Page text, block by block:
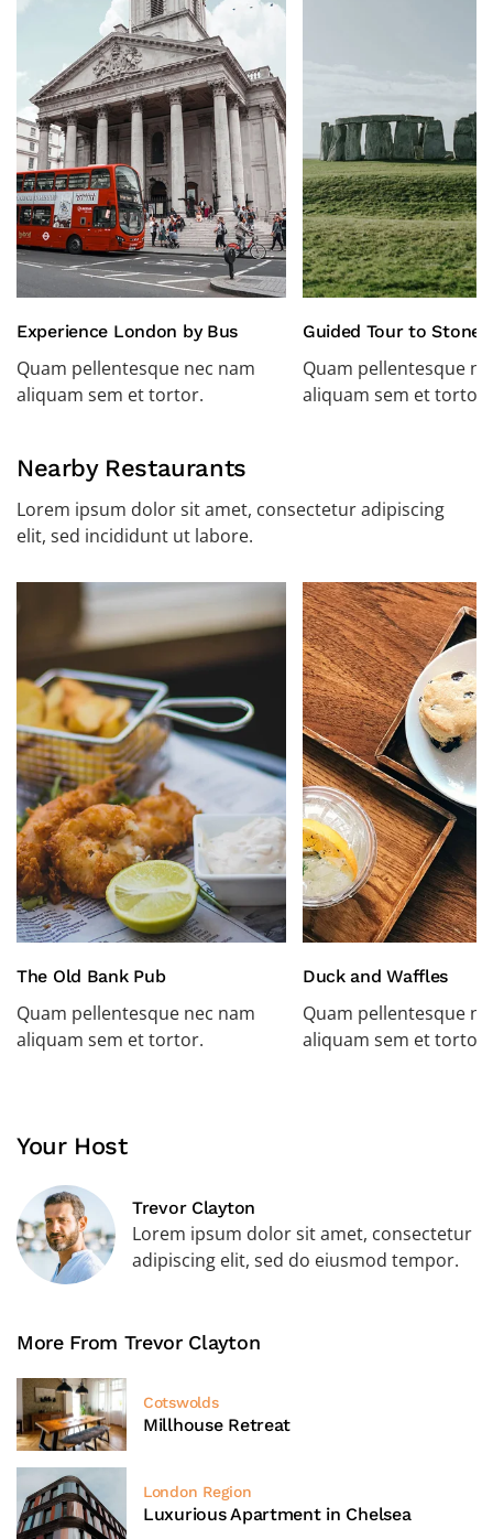
Experience London by Bus
Quam pellentesque nec nam
aliquam sem et tortor.
Guided Tour to
Quam pellentesque
aliquam sem et tortor.
Nearby Restaurants
Lorem ipsum dolor sit amet, consectetur adipiscing
elit, sed incididunt ut labore.
The Old Bank Pub
Quam pellentesque nec nam
aliquam sem et tortor.
Duck and Waffles
Quam pellentesque
aliquam sem et tortor.
Your Host
Trevor Clayton
Lorem ipsum dolor sit amet, consectetur
adipiscing elit, sed do eiusmod tempor.
More From Trevor Clayton
Cotswolds
Millhouse Retreat
London Region
Luxurious Apartment in Chelsea